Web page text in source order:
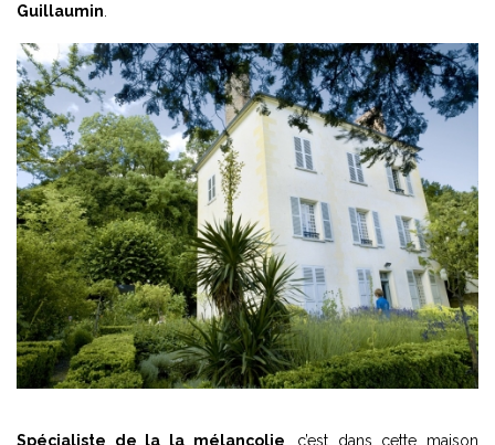
Guillaumin
Spécialiste de la la mélancolie , c’est dans cette maison